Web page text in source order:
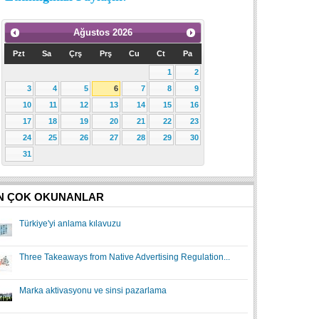
Ağustos 2026
Pzt Sa Çrş Prş Cu Ct Pa
1
2
3
4 5 6 7 8
9
10
11 12 13 14 15
16
17
18 19 20 21 22
23
24
25 26 27 28 29
30
31
ÇOK OKUNANLAR
Türkiye'yi anlama kılavuzu
Three Takeaways from Native Advertising Regulation...
Marka aktivasyonu ve sinsi pazarlama